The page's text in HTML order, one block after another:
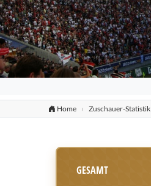
Home Zuschauer-Statistik
GESAMT